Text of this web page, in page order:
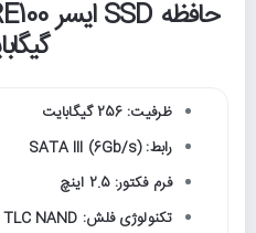
ظرفیت: 256 گیگابایت
رابط: SATA III (6Gb/s)
فرم فکتور: 2.5 اینچ
تکنولوژی فلش: 3D TLC NAND